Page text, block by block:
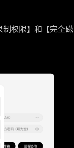
制权限】和【完全磁